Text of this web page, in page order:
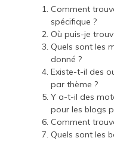
Comment
spécifique ?
Où puis-je
Quels sont les
donné ?
Existe-t-il des
par thème ?
Y a-t-il des
pour les blogs
Comment
Quels sont les